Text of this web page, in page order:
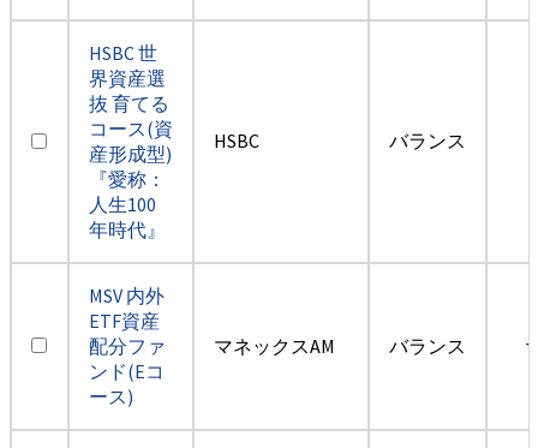
HSBC 世
界資産選
抜 育てる
コース(資
産形成型)
『愛称：
人生100
年時代』
HSBC バランス
MSV 内外
ETF資産
配分ファ
ンド(Eコ
ース)
マネックスAM バランス